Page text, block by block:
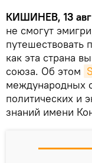
КИШИНЕВ, 13
не смогут
путешествовать
как эта страна
союза. Об этом
международных
политических и
знаний имени